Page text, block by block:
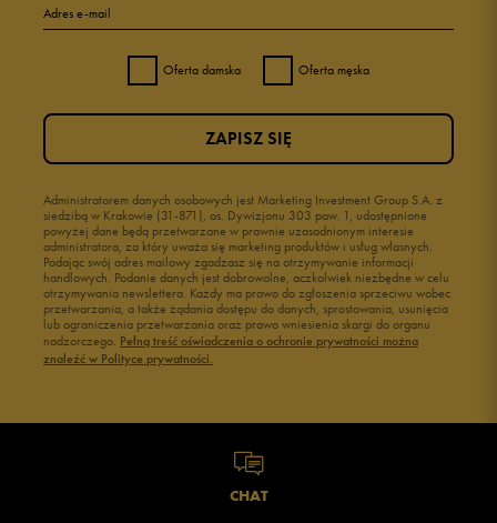
Adres e-mail
Oferta damska Oferta męska
Administratorem danych osobowych jest Marketing Investment Group S.A. z
siedzibą w Krakowie (31-871), os. Dywizjonu 303 paw. 1, udostępnione
powyżej dane będą przetwarzane w prawnie uzasadnionym interesie
administratora, za który uważa się marketing produktów i usług własnych.
Podając swój adres mailowy zgadzasz się na otrzymywanie informacji
handlowych. Podanie danych jest dobrowolne, aczkolwiek niezbędne w celu
otrzymywania newslettera. Każdy ma prawo do zgłoszenia sprzeciwu wobec
przetwarzania, a także żądania dostępu do danych, sprostowania, usunięcia
lub ograniczenia przetwarzania oraz prawo wniesienia skargi do organu
nadzorczego. Pełną treść oświadczenia o ochronie prywatności można
znaleźć w Polityce prywatności.
ZAPISZ SIĘ
CHAT